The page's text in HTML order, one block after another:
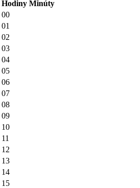
Hodiny Minúty
00
01
02
03
04
05
06
07
08
09
10
11
12
13
14
15